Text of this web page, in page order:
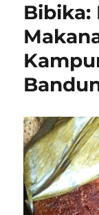
Wajib
Bibika: